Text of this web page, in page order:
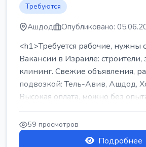
Требуются
Ашдод Опубликовано:
<h1>Требуется рабочие, нужны
Вакансии в Израиле: строители,
клининг. Свежие объявления,
подвозкой: Тель-Авив, Ашдод,
Высокая оплата, можно без
...
59 просмотров
Подробнее